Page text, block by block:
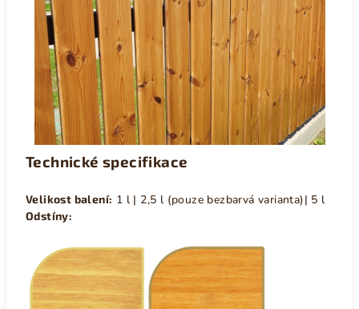
Technické specifikace
Velikost balení: 1 l | 2,5 l (pouze bezbarvá varianta)| 5 l
Odstíny: